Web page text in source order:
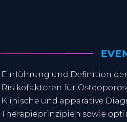
Einführung und Definition
Risikofaktoren für
Klinische und apparative
Therapieprinzipien sowie